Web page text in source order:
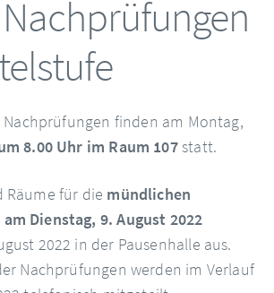
finden am Montag,
8.00 Uhr im Raum 107statt.
Räume für die mündlichen
Dienstag, 9. August 2022
2022 in der Pausenhalle aus.
Nachprüfungen werden im Verlauf